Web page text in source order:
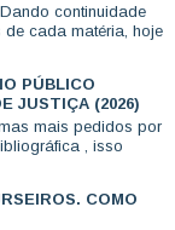
continuidade
cada matéria, hoje
PÚBLICO
JUSTIÇA (2026)
mais pedidos por
, isso
COMO